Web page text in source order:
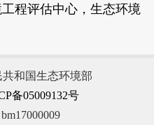
程评估中心，生态环境
和国生态环境部
备05009132号